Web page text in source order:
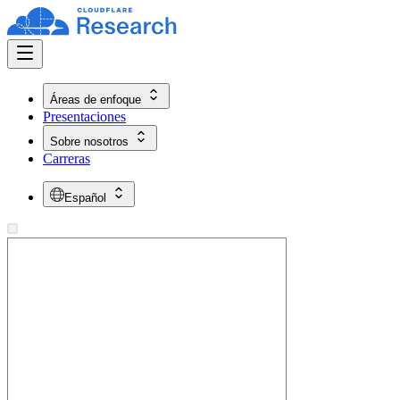
Áreas de enfoque
Presentaciones
Sobre nosotros
Carreras
Español